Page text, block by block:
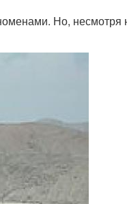
Но, несмотря